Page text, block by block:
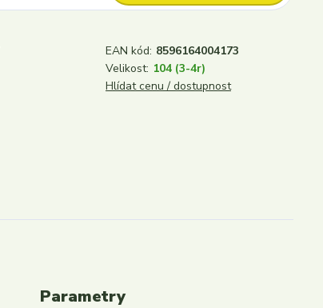
EAN kód: 8596164004173
Velikost: 104 (3-4r)
Hlídat cenu / dostupnost
Parametry